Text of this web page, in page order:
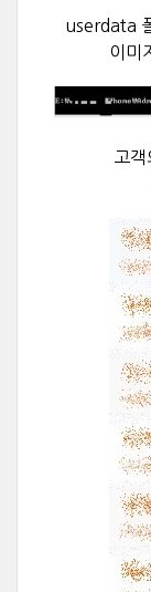
userdata
이미
고